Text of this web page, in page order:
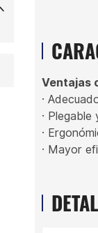
Ventajas
·
·
·
· Mayor